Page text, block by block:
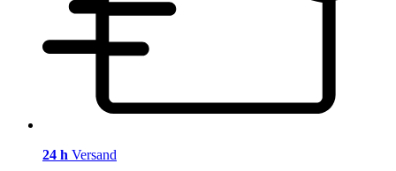
24 h Versand